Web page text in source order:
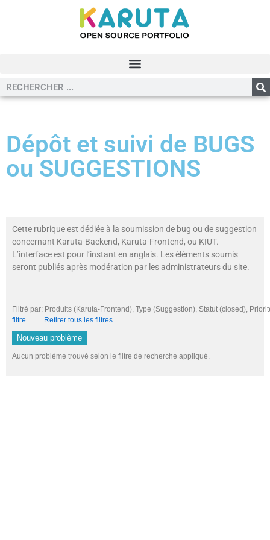
Dépôt et suivi de BUGS
ou SUGGESTIONS
Cette rubrique est dédiée à la soumission de bug ou de suggestion
concernant Karuta-Backend, Karuta-Frontend, ou KIUT.
L’interface est pour l’instant en anglais. Les éléments soumis
seront publiés après modération par les administrateurs du site.
Filtré par: Produits (Karuta-Frontend), Type (Suggestion), Statut (closed),
filtre
Retirer tous les filtres
Nouveau problème
Aucun problème trouvé selon le filtre de recherche appliqué.